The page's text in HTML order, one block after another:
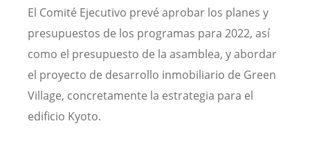
El Comité Ejecutivo prevé aprobar los planes y
presupuestos de los programas para 2022, así
como el presupuesto de la asamblea, y abordar
el proyecto de desarrollo inmobiliario de Green
Village, concretamente la estrategia para el
edificio Kyoto.